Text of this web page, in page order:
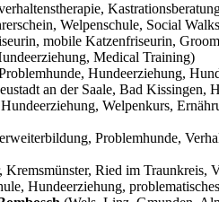
Welpenschule, Social
mobile Katzenfriseurin,
Medical Training)
Hundeerziehung,
an der Saale, Bad
Welpenkurs,
Problemhunde,
Ried im
Hundeerziehung,